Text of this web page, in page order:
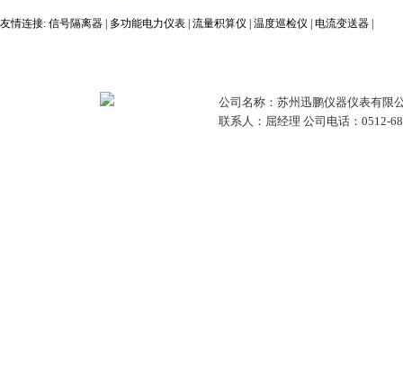
友情连接: 信号隔离器 多功能电力仪表 流量积算仪 温度巡检仪 电流变送器
公司名称：苏州迅鹏仪器仪表有限
联系人：屈经理 公司电话：0512-